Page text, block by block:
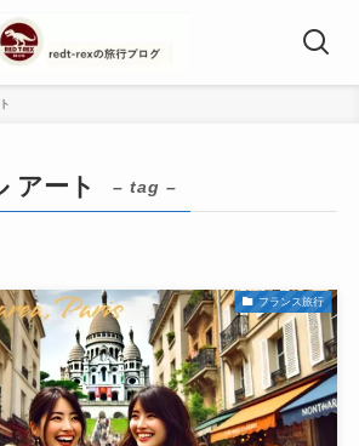
アート – tag –
フランス旅行